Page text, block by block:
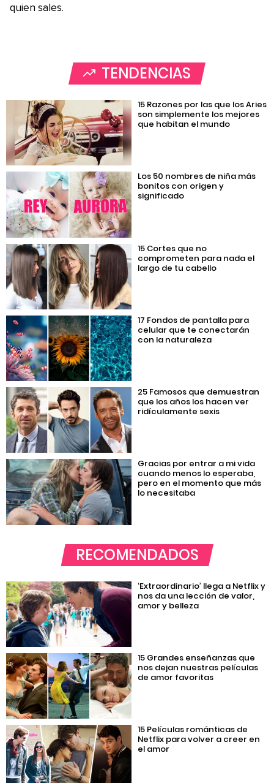
quien sales.
TENDENCIAS
15 Razones por las que los Aries
son simplemente los mejores
que habitan el mundo
Los 50 nombres de niña más
bonitos con origen y
significado
15 Cortes que no
comprometen para nada el
largo de tu cabello
17 Fondos de pantalla para
celular que te conectarán
con la naturaleza
25 Famosos que demuestran
que los años los hacen ver
ridículamente sexis
Gracias por entrar a mi vida
cuando menos lo esperaba,
pero en el momento que más
lo necesitaba
RECOMENDADOS
‘Extraordinario’ llega a Netflix y
nos da una lección de valor,
amor y belleza
15 Grandes enseñanzas que
nos dejan nuestras películas
de amor favoritas
15 Películas románticas de
Netflix para volver a creer en
el amor